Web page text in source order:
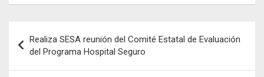
de
entradas
Realiza SESA reunión del Comité Estatal de Evaluación
del Programa Hospital Seguro